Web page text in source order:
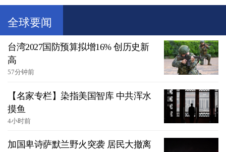
全球要闻
台湾2027国防预算拟增16% 创历史新
高
57分钟前
【名家专栏】染指美国智库 中共浑水
摸鱼
4小时前
加国卑诗萨默兰野火突袭 居民大撤离